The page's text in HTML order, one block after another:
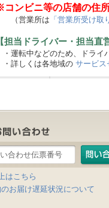
コンビニ等の店舗の住
（営業所は 「営業所受け取
【担当ドライバー・担当直
・運転中などのため、ドライ
・詳しくは各地域の サービス
はこちら
お届け遅延状況について